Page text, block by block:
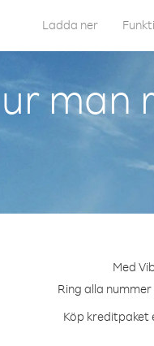
Ladda ner
man
Med
Ring alla
Köp kreditpaket